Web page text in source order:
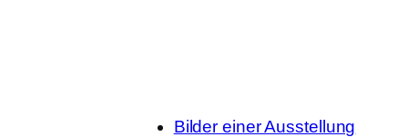
Bilder einer Ausstellung